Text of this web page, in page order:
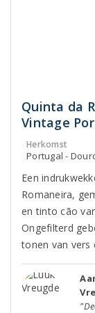
Quinta da
Vintage
Herkomst
Portugal -
Een
Romaneira,
en tinto cão
Ongefilterd
tonen van vers